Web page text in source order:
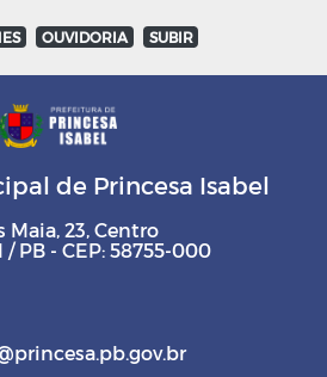
OUVIDORIA SUBIR
de Princesa Isabel
Maia, 23, Centro
PB - CEP: 58755-000